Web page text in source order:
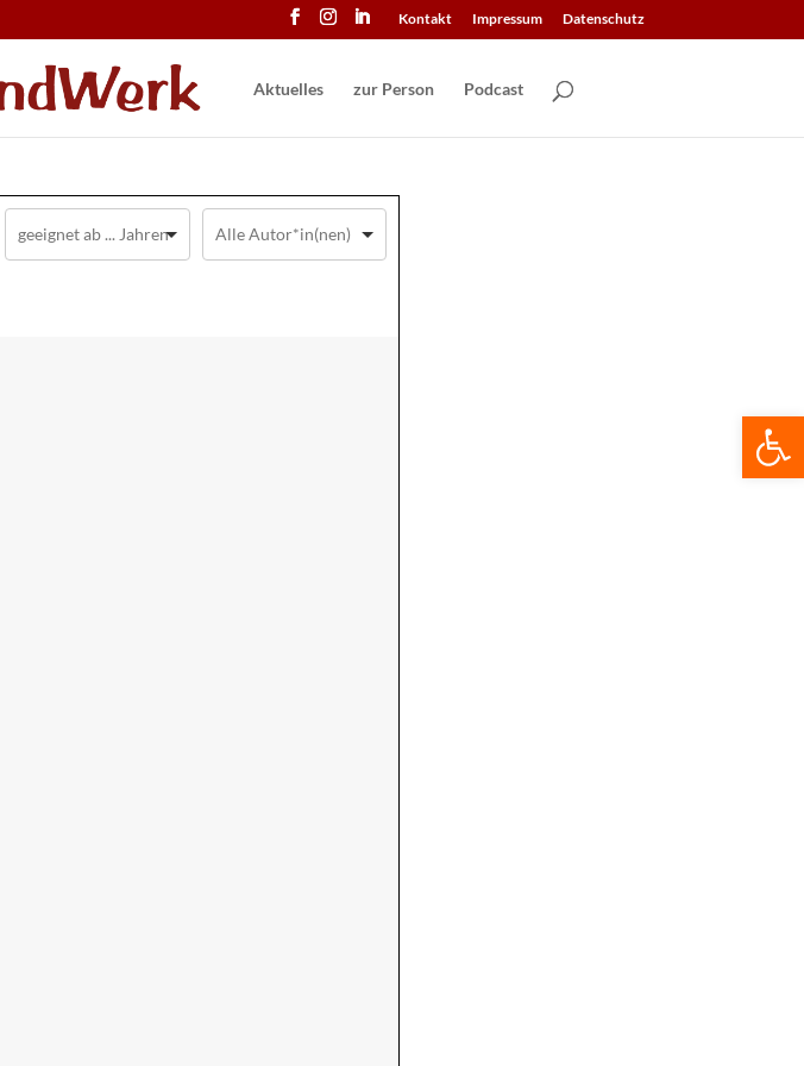
Kontakt Impressum Datenschutz
Aktuelles zur Person Podcast